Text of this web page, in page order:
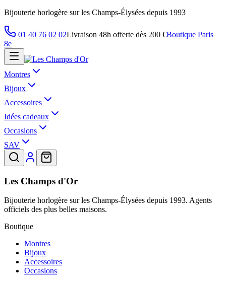
Bijouterie horlogère sur les Champs-Élysées depuis 1993
01 40 76 02 02Livraison 48h offerte dès 200 €Boutique Paris
8e
Montres
Bijoux
Accessoires
Idées cadeaux
Occasions
SAV
Les Champs d'Or
Bijouterie horlogère sur les Champs-Élysées depuis 1993. Agents
officiels des plus belles maisons.
Boutique
Montres
Bijoux
Accessoires
Occasions